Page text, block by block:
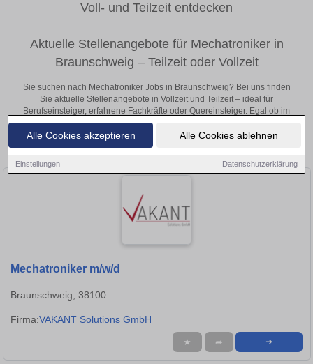
Alle Cookies akzeptieren Alle Cookies ablehnen
Einstellungen Datenschutzerklärung
Voll- und Teilzeit entdecken
Aktuelle Stellenangebote für Mechatroniker in
Braunschweig – Teilzeit oder Vollzeit
Sie suchen nach Mechatroniker Jobs in Braunschweig? Bei uns finden
Sie aktuelle Stellenangebote in Vollzeit und Teilzeit – ideal für
Berufseinsteiger, erfahrene Fachkräfte oder Quereinsteiger. Egal ob im
Büro, vor Ort oder remote: Entdecken Sie jetzt neue Chancen in Ihrer
Region und bewerben Sie sich direkt auf passende Mechatroniker-
Stellen in Braunschweig!
Mechatroniker m/w/d
Braunschweig, 38100
Firma:VAKANT Solutions GmbH
★ ➦ ➜